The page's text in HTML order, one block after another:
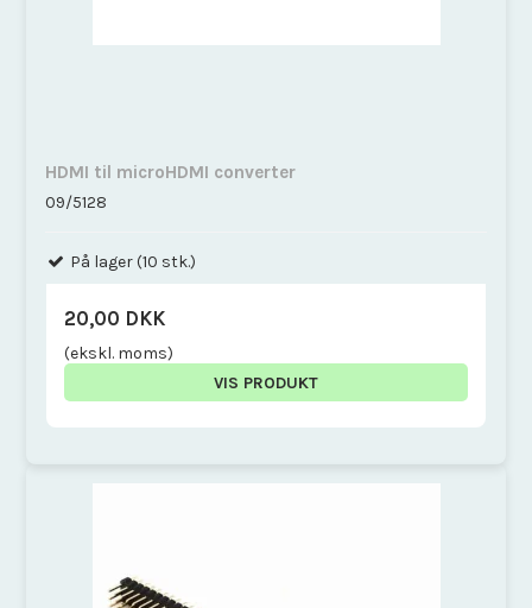
HDMI til microHDMI converter
09/5128
På lager (10 stk.)
20,00 DKK
(ekskl. moms)
VIS PRODUKT